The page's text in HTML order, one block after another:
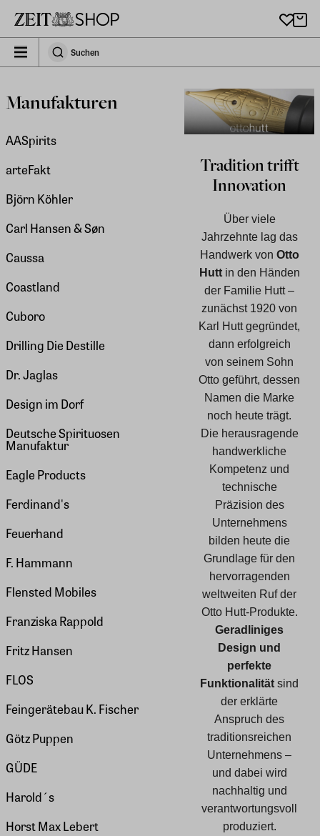
zeit_storefront.components.search.collapsed
SuchenSuchen
Manufakturen
AASpirits
arteFakt
Björn Köhler
Carl Hansen & Søn
Caussa
Coastland
Cuboro
Drilling Die Destille
Dr. Jaglas
Design im Dorf
Deutsche Spirituosen
Manufaktur
Eagle Products
Ferdinand's
Feuerhand
F. Hammann
Flensted Mobiles
Franziska Rappold
Fritz Hansen
FLOS
Feingerätebau K. Fischer
Götz Puppen
GÜDE
Harold´s
Horst Max Lebert
Tradition trifft
Innovation
Über viele
Jahrzehnte lag das
Handwerk von Otto
Hutt in den Händen
der Familie Hutt –
zunächst 1920 von
Karl Hutt gegründet,
dann erfolgreich
von seinem Sohn
Otto geführt, dessen
Namen die Marke
noch heute trägt.
Die herausragende
handwerkliche
Kompetenz und
technische
Präzision des
Unternehmens
bilden heute die
Grundlage für den
hervorragenden
weltweiten Ruf der
Otto Hutt-Produkte.
Geradliniges
Design und
perfekte
Funktionalität sind
der erklärte
Anspruch des
traditionsreichen
Unternehmens –
und dabei wird
nachhaltig und
verantwortungsvoll
produziert.